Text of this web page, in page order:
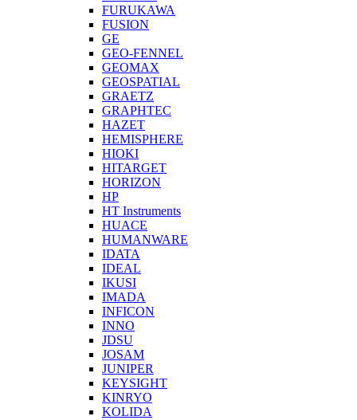
FURUKAWA
FUSION
GE
GEO-FENNEL
GEOMAX
GEOSPATIAL
GRAETZ
GRAPHTEC
HAZET
HEMISPHERE
HIOKI
HITARGET
HORIZON
HP
HT Instruments
HUACE
HUMANWARE
IDATA
IDEAL
IKUSI
IMADA
INFICON
INNO
JDSU
JOSAM
JUNIPER
KEYSIGHT
KINRYO
KOLIDA